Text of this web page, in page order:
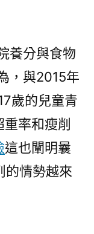
分與食物
，與2015年
歲的兒童青
率和瘦削
這也闡明曩
的情勢越來